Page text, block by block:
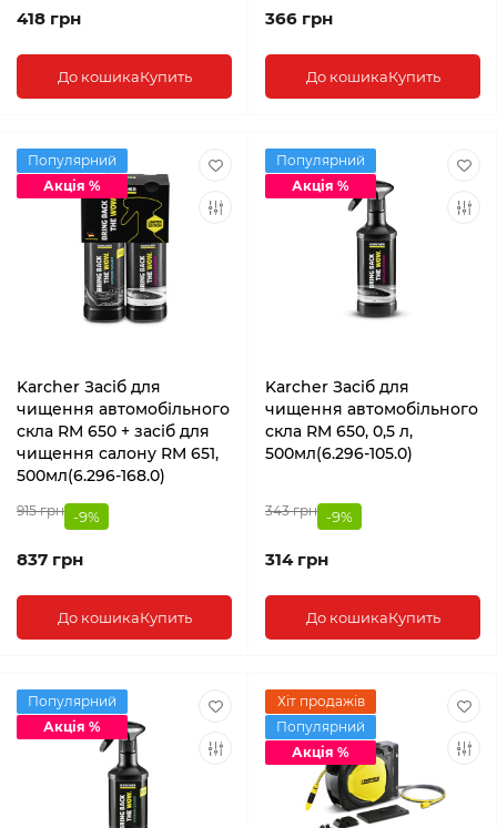
418 грн
До кошикаКупить
366 грн
До кошикаКупить
Популярний
Акція %
Karcher Засіб для
чищення автомобільного
скла RM 650 + засіб для
чищення салону RM 651,
500мл(6.296-168.0)
915 грн -9%
837 грн
До кошикаКупить
Популярний
Акція %
Karcher Засіб для
чищення автомобільного
скла RM 650, 0,5 л,
500мл(6.296-105.0)
343 грн -9%
314 грн
До кошикаКупить
Популярний
Акція %
Хіт продажів
Популярний
Акція %